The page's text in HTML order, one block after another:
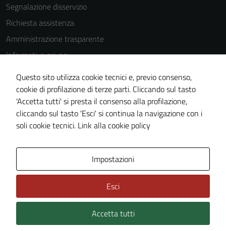
Segnalazione disservizio
Richiesta assistenza
Amministrazione trasparente
Informativa privacy
Cookie Policy
Note legali
Dichiarazione di accessibilità
Piano di miglioramento del sito
Technical Design s.r.l.
Questo sito utilizza cookie tecnici e, previo consenso,
cookie di profilazione di terze parti. Cliccando sul tasto
'Accetta tutti' si presta il consenso alla profilazione,
cliccando sul tasto 'Esci' si continua la navigazione con i
soli cookie tecnici. Link alla cookie policy
Impostazioni
Esci
Accetta tutti
personali.